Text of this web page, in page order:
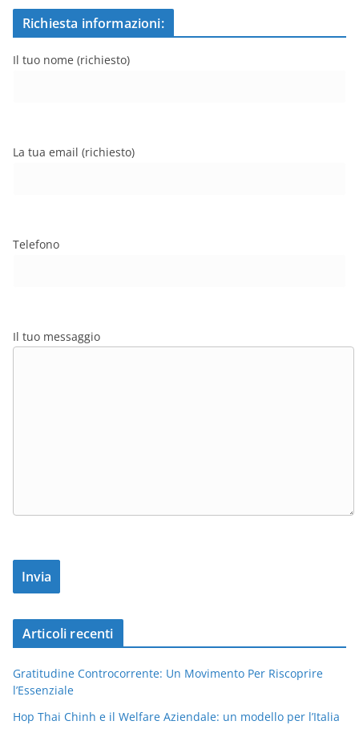
Richiesta informazioni:
Il tuo nome (richiesto)
La tua email (richiesto)
Telefono
Il tuo messaggio
Articoli recenti
Gratitudine Controcorrente: Un Movimento Per Riscoprire
l’Essenziale
Hop Thai Chinh e il Welfare Aziendale: un modello per l’Italia